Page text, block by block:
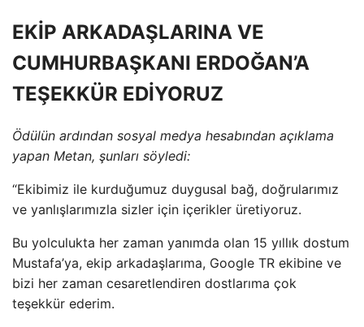
EKİP ARKADAŞLARINA VE
CUMHURBAŞKANI ERDOĞAN’A
TEŞEKKÜR EDİYORUZ
Ödülün ardından sosyal medya hesabından açıklama
yapan Metan, şunları söyledi:
“Ekibimiz ile kurduğumuz duygusal bağ, doğrularımız
ve yanlışlarımızla sizler için içerikler üretiyoruz.
Bu yolculukta her zaman yanımda olan 15 yıllık dostum
Mustafa’ya, ekip arkadaşlarıma, Google TR ekibine ve
bizi her zaman cesaretlendiren dostlarıma çok
teşekkür ederim.